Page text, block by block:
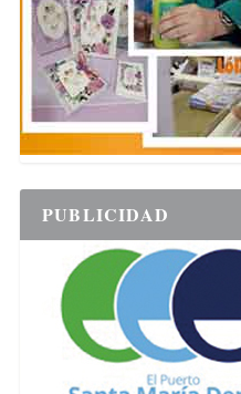
PUBLICIDAD